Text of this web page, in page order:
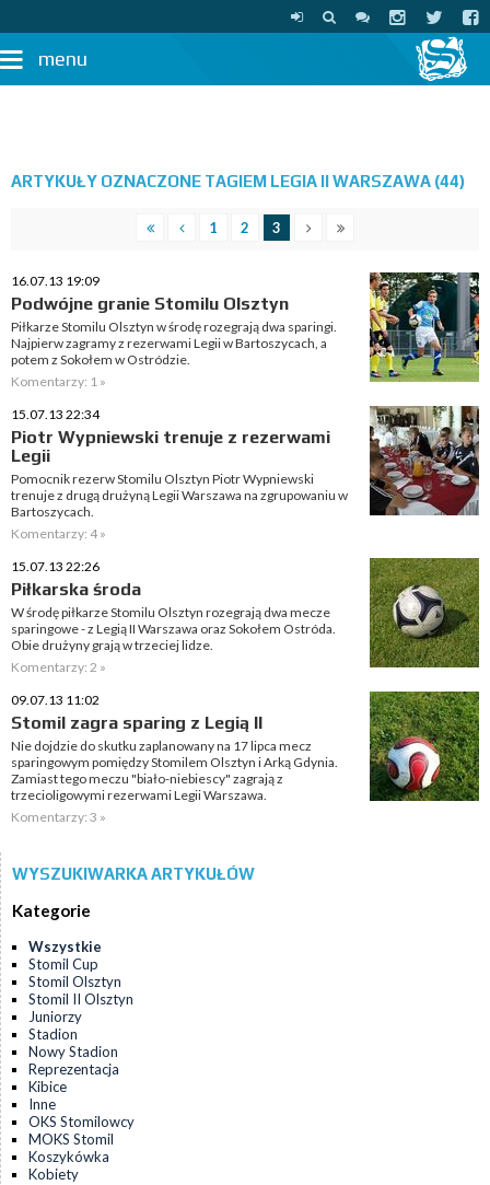
menu
ARTYKUŁY OZNACZONE TAGIEM LEGIA II WARSZAWA (44)
1 2 3
16.07.13 19:09
Podwójne granie Stomilu Olsztyn
Piłkarze Stomilu Olsztyn w środę rozegrają dwa sparingi.
Najpierw zagramy z rezerwami Legii w Bartoszycach, a
potem z Sokołem w Ostródzie.
Komentarzy: 1 »
15.07.13 22:34
Piotr Wypniewski trenuje z rezerwami
Legii
Pomocnik rezerw Stomilu Olsztyn Piotr Wypniewski
trenuje z drugą drużyną Legii Warszawa na zgrupowaniu w
Bartoszycach.
Komentarzy: 4 »
15.07.13 22:26
Piłkarska środa
W środę piłkarze Stomilu Olsztyn rozegrają dwa mecze
sparingowe - z Legią II Warszawa oraz Sokołem Ostróda.
Obie drużyny grają w trzeciej lidze.
Komentarzy: 2 »
09.07.13 11:02
Stomil zagra sparing z Legią II
Nie dojdzie do skutku zaplanowany na 17 lipca mecz
sparingowym pomiędzy Stomilem Olsztyn i Arką Gdynia.
Zamiast tego meczu "biało-niebiescy" zagrają z
trzecioligowymi rezerwami Legii Warszawa.
Komentarzy: 3 »
WYSZUKIWARKA ARTYKUŁÓW
Kategorie
Wszystkie
Stomil Cup
Stomil Olsztyn
Stomil II Olsztyn
Juniorzy
Stadion
Nowy Stadion
Reprezentacja
Kibice
Inne
OKS Stomilowcy
MOKS Stomil
Koszykówka
Kobiety